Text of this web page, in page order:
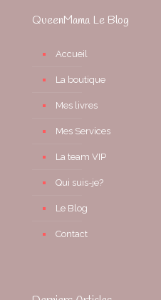
QueenMama Le Blog
Accueil
La boutique
Mes livres
Mes Services
La team VIP
Qui suis-je?
Le Blog
Contact